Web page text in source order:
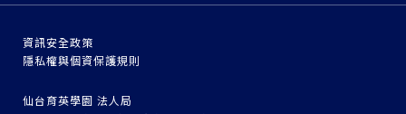
資訊安全政策
隱私權與個資保護規則
仙台育英學園 法人局